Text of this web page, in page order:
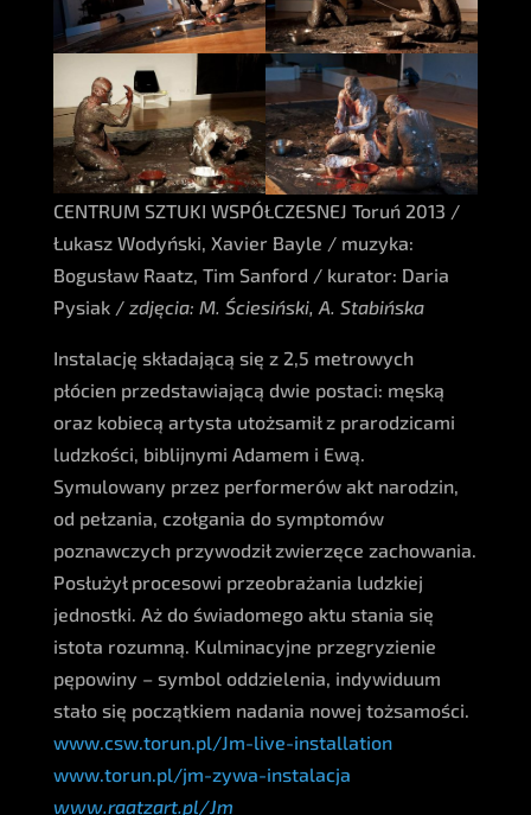
CENTRUM SZTUKI WSPÓŁCZESNEJ Toruń 2013 /
Łukasz Wodyński, Xavier Bayle / muzyka:
Bogusław Raatz, Tim Sanford / kurator: Daria
Pysiak / zdjęcia: M. Ściesiński, A. Stabińska
Instalację składającą się z 2,5 metrowych
płócien przedstawiającą dwie postaci: męską
oraz kobiecą artysta utożsamił z prarodzicami
ludzkości, biblijnymi Adamem i Ewą.
Symulowany przez performerów akt narodzin,
od pełzania, czołgania do symptomów
poznawczych przywodził zwierzęce zachowania.
Posłużył procesowi przeobrażania ludzkiej
jednostki. Aż do świadomego aktu stania się
istota rozumną. Kulminacyjne przegryzienie
pępowiny – symbol oddzielenia, indywiduum
stało się początkiem nadania nowej tożsamości.
www.csw.torun.pl/Jm-live-installation
www.torun.pl/jm-zywa-instalacja
www.raatzart.pl/Jm